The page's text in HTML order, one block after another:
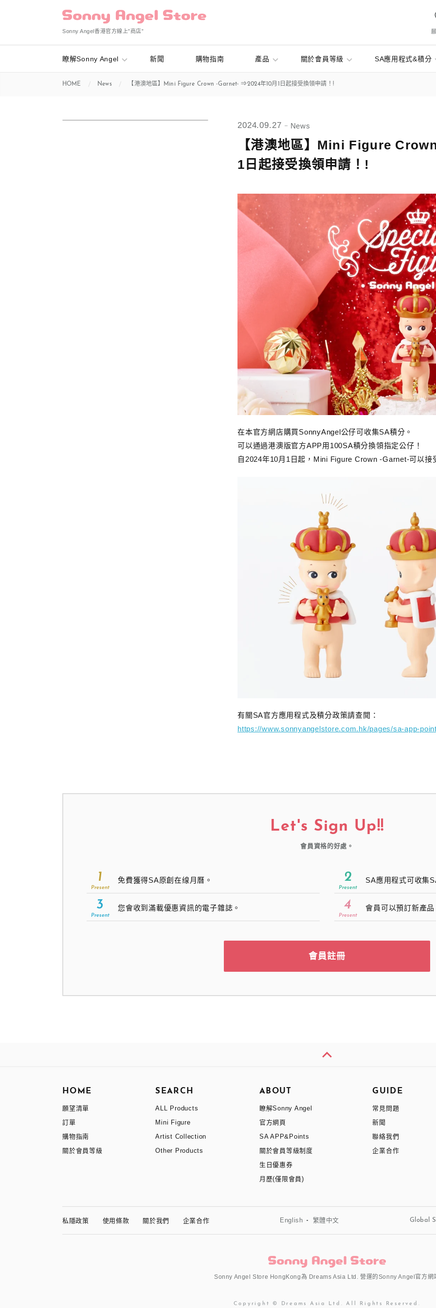
Sonny Angel香港官方線上”商店”
瞭解Sonny Angel 新聞 購物指南 產品 關於會員等級 SA應用程式&積分
HOME News 【港澳地區】Mini Figure Crown -Garnet- ⇒2024年10月1日起接受換領申請！!
2024.09.27 News
【港澳地區】Mini Figure
1日起接受換領申請！!
在本官方網店購買SonnyAngel公仔可收集SA積分。
可以通過港澳版官方APP用100SA積分換領指定公仔！
自2024年10月1日起，Mini Figure Crown -Garnet-可以接
有關SA官方應用程式及積分政策請查閲：
https://www.sonnyangelstore.com.hk/pages/sa-app-
Let's Sign Up!!
會員資格的好處。
1
Present
免費獲得SA原創在缐月曆。 2
Present
SA應用程式可收集
3
Present
您會收到滿載優惠資訊的電子雜誌。 4
Present
會員可以預訂新產品
會員註冊
HOME
願望清單
訂單
購物指南
關於會員等級
SEARCH
ALL Products
Mini Figure
Artist Collection
Other Products
ABOUT
瞭解Sonny Angel
官方網頁
SA APP&Points
關於會員等級制度
生日優惠券
月歷(僅限會員)
GUIDE
常見問題
新聞
聯絡我們
企業合作
私隱政策 使用條款 關於我們 企業合作 English 繁體中文 Global
Sonny Angel Store HongKong為 Dreams Asia Ltd. 營運的Sonny Angel官方網
Copyright © Dreams Asia Ltd. All Rights Reserved.